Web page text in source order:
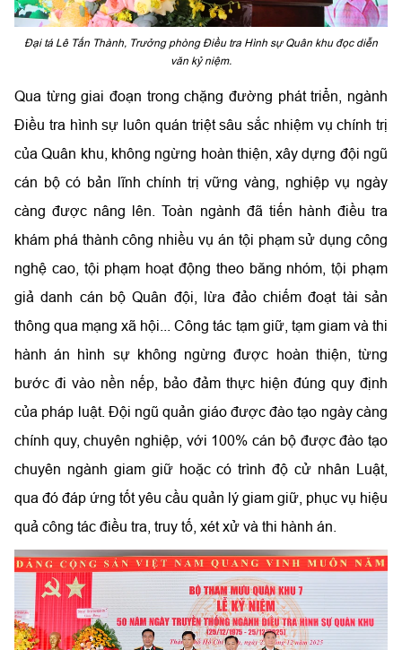
Đại tá Lê Tấn Thành, Trưởng phòng Điều tra Hình sự Quân khu đọc diễn
văn kỷ niệm.
Qua từng giai đoạn trong chặng đường phát triển, ngành
Điều tra hình sự luôn quán triệt sâu sắc nhiệm vụ chính trị
của Quân khu, không ngừng hoàn thiện, xây dựng đội ngũ
cán bộ có bản lĩnh chính trị vững vàng, nghiệp vụ ngày
càng được nâng lên. Toàn ngành đã tiến hành điều tra
khám phá thành công nhiều vụ án tội phạm sử dụng công
nghệ cao, tội phạm hoạt động theo băng nhóm, tội phạm
giả danh cán bộ Quân đội, lừa đảo chiếm đoạt tài sản
thông qua mạng xã hội... Công tác tạm giữ, tạm giam và thi
hành án hình sự không ngừng được hoàn thiện, từng
bước đi vào nền nếp, bảo đảm thực hiện đúng quy định
của pháp luật. Đội ngũ quản giáo được đào tạo ngày càng
chính quy, chuyên nghiệp, với 100% cán bộ được đào tạo
chuyên ngành giam giữ hoặc có trình độ cử nhân Luật,
qua đó đáp ứng tốt yêu cầu quản lý giam giữ, phục vụ hiệu
quả công tác điều tra, truy tố, xét xử và thi hành án.